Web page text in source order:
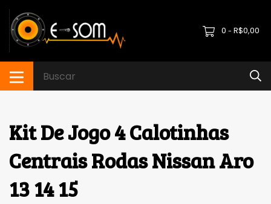
0 - R$0,00
Kit De Jogo 4 Calotinhas
Centrais Rodas Nissan Aro
13 14 15